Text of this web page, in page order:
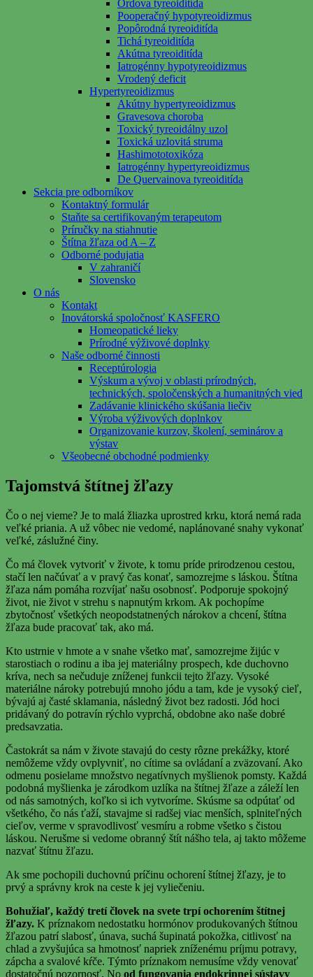
Ordova tyreoiditída
Pooperačný hypotyreoidizmus
Popôrodná tyreoiditída
Tichá tyreoiditída
Akútna tyreoiditída
Iatrogénny hypotyreoidizmus
Vrodený deficit
Hypertyreoidizmus
Akútny hypertyreoidizmus
Gravesova choroba
Toxický tyreoidálny uzol
Toxická uzlovitá struma
Hashimototoxikóza
Iatrogénny hypertyreoidizmus
De Quervainova tyreoiditída
Sekcia pre odborníkov
Kontaktný formulár
Staňte sa certifikovaným terapeutom
Príručky na stiahnutie
Štítna žľaza od A – Z
Odborné podujatia
V zahraničí
Slovensko
O nás
Kontakt
Inovátorská spoločnosť KASFERO
Homeopatické lieky
Prírodné výživové doplnky
Naše odborné činnosti
Receptúrologia
Výskum a vývoj v oblasti prírodných,
technických, spoločenských a humanitných vied
Zadávanie klinického skúšania liečiv
Výroba výživových doplnkov
Organizovanie kurzov, školení, seminárov a
výstav
Všeobecné obchodné podmienky
Tajomstvá štítnej žľazy
Čo o nej vieme? Je to malá žliazka uprostred krku, ktorá nemá rada
veľké priania. A už vôbec nie vedomé, naplánované snahy vykonať
veľké, záslužné činy.
Čo má človek vytvoriť v živote, k tomu príde prirodzenou cestou,
stačí len načúvať a v pravý čas konať, samozrejme s láskou. Štítna
žľaza nám pomáha rozvíjať našu osobnosť. Podporuje spokojný
život, nie život v strehu s napnutým krkom. Ak pochopíme
zbytočnosť všetkých neopodstatnených nárokov a chcení, štítna
žľaza bude pracovať tak, ako má.
Kto ustrnie v hmote a v snahe všetko mať, samozrejme žijúc v
starostiach o rodinu a iba jej materiálny prospech, kde duchovno
kríva, nech sa nečuduje zníženej funkcii tejto žľazy. Vysoké
materiálne nároky potrebujú mnoho jódu a tam, kde je vysoký cieľ,
bývajú aj časté sklamania, následný život bez radosti. Jód hoci
pridávaný do potravín rýchlo vyprchá, obdobne ako naše dobré
predsavzatia.
Častokrát sa nám v živote stavajú do cesty rôzne prekážky, ktoré
nemôžeme vždy ovplyvniť, no cítime sa ovládaní a zväzovaní. Ako
odmenu posielame množstvo negatívnych myšlienok pomsty. Každá
podobná myšlienka je zárodkom uzlíka na štítnej žľaze a záleží len
od nás samotných, koľko si ich vytvoríme. Skúsme sa odpútať od
všetkého, čo nás ťaží, stavajme si radšej viac menších, splniteľných
cieľov, verme v spravodlivosť vesmíru a robme všetko s čistou
láskou. Nerušme si vedome obranný štít nášho tela, aj takto môžeme
nazvať štítnu žľazu.
Ak sme pochopili duchovnú príčinu ochorení štítnej žľazy, je to
prvý a správny krok na ceste k jej vyliečeniu.
Bohužiaľ, každý tretí človek na svete trpí ochorením štítnej
žľazy. K príznakom nedostatku hormónov produkovaných štítnou
žľazou patrí slabosť, únava, suchá šupinatá pokožka, citlivosť na
chlad a zvyšujúca sa hmotnosť napriek zníženému príjmu potravy,
zápcha a svalové kŕče. Týmto príznakom nemusíme vždy venovať
dostatočnú pozornosť. No od fungovania endokrinnej sústavy